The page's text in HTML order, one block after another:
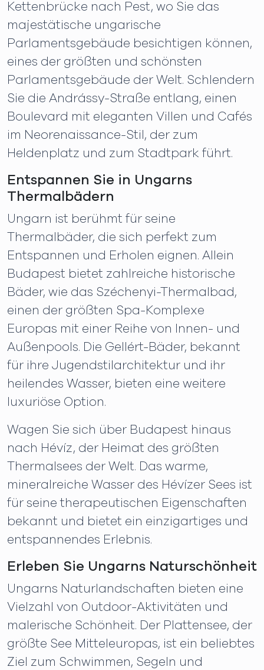
Kettenbrücke nach Pest, wo Sie das
majestätische ungarische
Parlamentsgebäude besichtigen können,
eines der größten und schönsten
Parlamentsgebäude der Welt. Schlendern
Sie die Andrássy-Straße entlang, einen
Boulevard mit eleganten Villen und Cafés
im Neorenaissance-Stil, der zum
Heldenplatz und zum Stadtpark führt.
Entspannen Sie in Ungarns
Thermalbädern
Ungarn ist berühmt für seine
Thermalbäder, die sich perfekt zum
Entspannen und Erholen eignen. Allein
Budapest bietet zahlreiche historische
Bäder, wie das Széchenyi-Thermalbad,
einen der größten Spa-Komplexe
Europas mit einer Reihe von Innen- und
Außenpools. Die Gellért-Bäder, bekannt
für ihre Jugendstilarchitektur und ihr
heilendes Wasser, bieten eine weitere
luxuriöse Option.
Wagen Sie sich über Budapest hinaus
nach Hévíz, der Heimat des größten
Thermalsees der Welt. Das warme,
mineralreiche Wasser des Hévízer Sees ist
für seine therapeutischen Eigenschaften
bekannt und bietet ein einzigartiges und
entspannendes Erlebnis.
Erleben Sie Ungarns Naturschönheit
Ungarns Naturlandschaften bieten eine
Vielzahl von Outdoor-Aktivitäten und
malerische Schönheit. Der Plattensee, der
größte See Mitteleuropas, ist ein beliebtes
Ziel zum Schwimmen, Segeln und